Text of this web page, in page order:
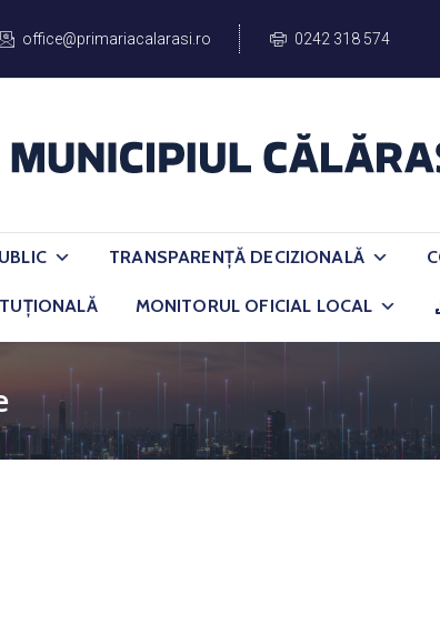
office@primariacalarasi.ro 0242 318 574
TRANSPARENȚĂ DECIZIONALĂ
MONITORUL OFICIAL LOCAL